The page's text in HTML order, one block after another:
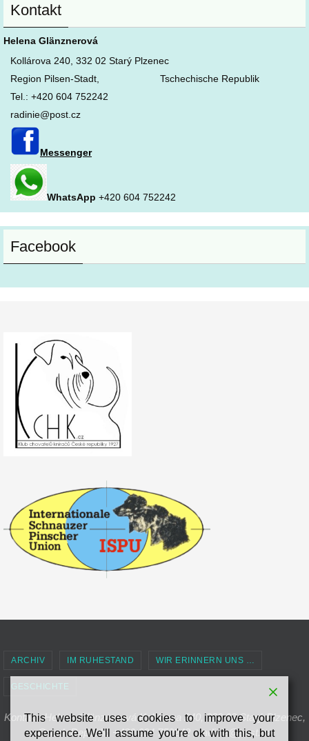
Kontakt
Helena Glänznerová
Kollárova 240, 332 02 Starý Plzenec
Region Pilsen-Stadt, Tschechische Republik
Tel.: +420 604 752242
radinie@post.cz
Messenger
WhatsApp +420 604 752242
Facebook
ARCHIV IM RUHESTAND WIR ERINNERN UNS …
GESCHICHTE
Kontakt: Helena Glänznerová Kollárova 240, 332 02 Starý Plzenec,
Czech Republic +420 604 752242 , radinie@post.cz
This website uses cookies to improve your
experience. We'll assume you're ok with this, but